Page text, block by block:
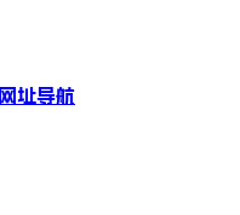
网址导航